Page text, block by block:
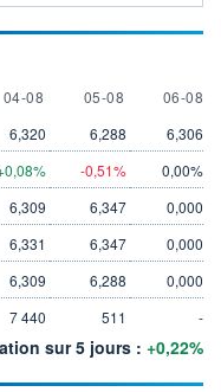
4 AUGUST
04-08 5 AUGUST
05-08 6
06-08
6,320 6,288
6,306
-0,51%
0,00%
6,309 6,347
0,000
6,331 6,347
0,000
6,309 6,288
0,000
7 440 511 -
sur 5 jours : +0,22%